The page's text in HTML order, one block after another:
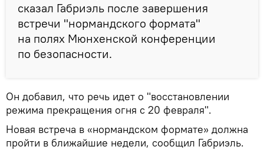
сказал Габриэль после завершения
встречи "нормандского формата"
на полях Мюнхенской конференции
по безопасности.
Он добавил, что речь идет о "восстановлении
режима прекращения огня с 20 февраля".
Новая встреча в «нормандском формате» должна
пройти в ближайшие недели, сообщил Габриэль.